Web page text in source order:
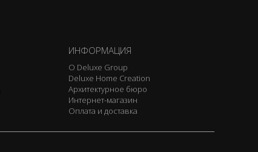
ИНФОРМАЦИЯ
О Deluxe Group
Deluxe Home Creation
Архитектурное бюро
Интернет-магазин
Оплата и доставка